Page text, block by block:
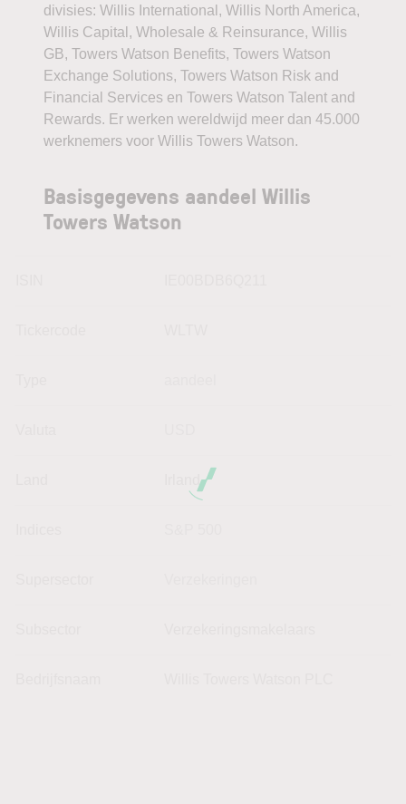
divisies: Willis International, Willis North America,
Willis Capital, Wholesale & Reinsurance, Willis
GB, Towers Watson Benefits, Towers Watson
Exchange Solutions, Towers Watson Risk and
Financial Services en Towers Watson Talent and
Rewards. Er werken wereldwijd meer dan 45.000
werknemers voor Willis Towers Watson.
Basisgegevens aandeel Willis
Towers Watson
Irland